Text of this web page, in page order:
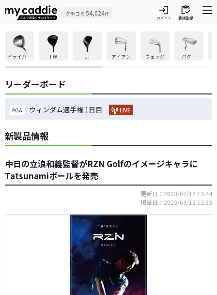
クチコミ 54,024件 login
ログイン
inventory
新規登録
ドライバー FW UT アイアン ウェッジ パター
リーダーボード
PGA ウィンダム選手権 1日目 LIVE
新製品情報
中日の立浪和義監督がRZN Golfのイメージキャラに
Tatsunamiボールを発売
更新日：2023/07/14 12:44
掲載日：2023/03/13 12:33